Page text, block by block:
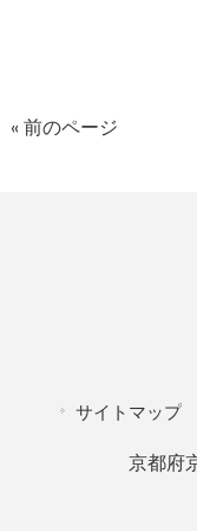
« 前のページ
サイトマップ
京都府